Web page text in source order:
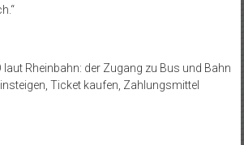
laut Rheinbahn: der Zugang zu Bus und Bahn
Ticket kaufen, Zahlungsmittel